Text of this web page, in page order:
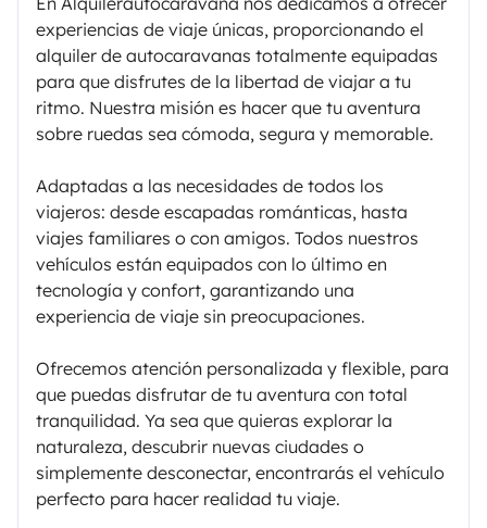
experiencias de viaje únicas, proporcionando el
alquiler de autocaravanas totalmente equipadas
para que disfrutes de la libertad de viajar a tu
ritmo. Nuestra misión es hacer que tu aventura
sobre ruedas sea cómoda, segura y memorable.
Adaptadas a las necesidades de todos los
viajeros: desde escapadas románticas, hasta
viajes familiares o con amigos. Todos nuestros
vehículos están equipados con lo último en
tecnología y confort, garantizando una
experiencia de viaje sin preocupaciones.
Ofrecemos atención personalizada y flexible, para
que puedas disfrutar de tu aventura con total
tranquilidad. Ya sea que quieras explorar la
naturaleza, descubrir nuevas ciudades o
simplemente desconectar, encontrarás el vehículo
perfecto para hacer realidad tu viaje.